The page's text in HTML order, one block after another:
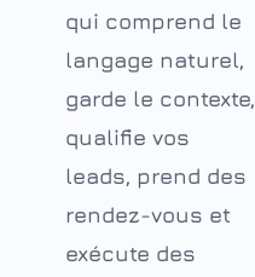
qui comprend le
langage naturel,
garde le contexte,
qualifie vos
leads, prend des
rendez-vous et
exécute des